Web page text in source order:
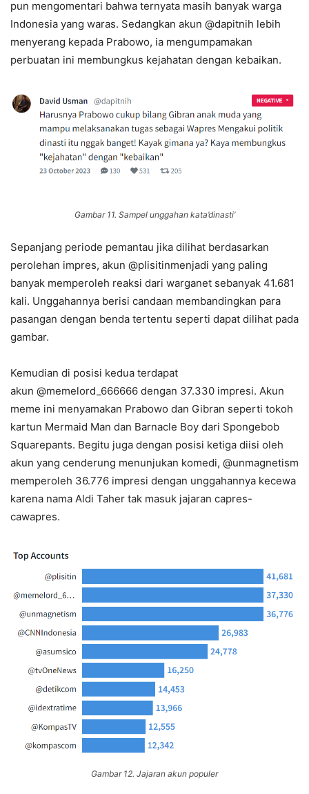
pun mengomentari bahwa ternyata masih banyak warga
Indonesia yang waras. Sedangkan akun @dapitnih lebih
menyerang kepada Prabowo, ia mengumpamakan
perbuatan ini membungkus kejahatan dengan kebaikan.
Gambar 11. Sampel unggahan kata’dinasti’
Sepanjang periode pemantau jika dilihat berdasarkan
perolehan impres, akun @plisitinmenjadi yang paling
banyak memperoleh reaksi dari warganet sebanyak 41.681
kali. Unggahannya berisi candaan membandingkan para
pasangan dengan benda tertentu seperti dapat dilihat pada
gambar.
Kemudian di posisi kedua terdapat
akun @memelord_666666 dengan 37.330 impresi. Akun
meme ini menyamakan Prabowo dan Gibran seperti tokoh
kartun Mermaid Man dan Barnacle Boy dari Spongebob
Squarepants. Begitu juga dengan posisi ketiga diisi oleh
akun yang cenderung menunjukan komedi, @unmagnetism
memperoleh 36.776 impresi dengan unggahannya kecewa
karena nama Aldi Taher tak masuk jajaran capres-
cawapres.
Gambar 12. Jajaran akun populer